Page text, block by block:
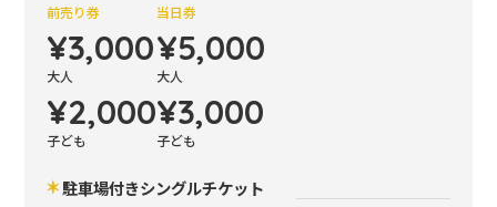
前売り券
¥3,000
大人
¥2,000
子ども
当日券
¥5,000
大人
¥3,000
子ども
駐車場付きシングルチケット